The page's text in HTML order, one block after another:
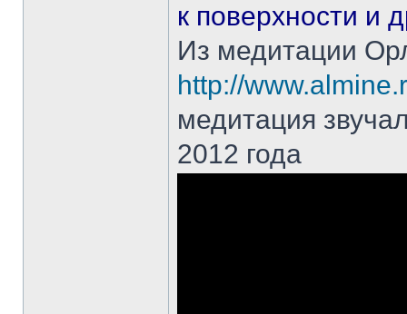
к поверхности и
Из медитации
http://
медитация
2012 года